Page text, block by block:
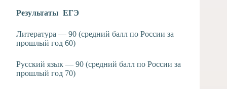
Результаты ЕГЭ
Литература — 90 (средний балл по России за
прошлый год 60)
Русский язык — 90 (средний балл по России за
прошлый год 70)